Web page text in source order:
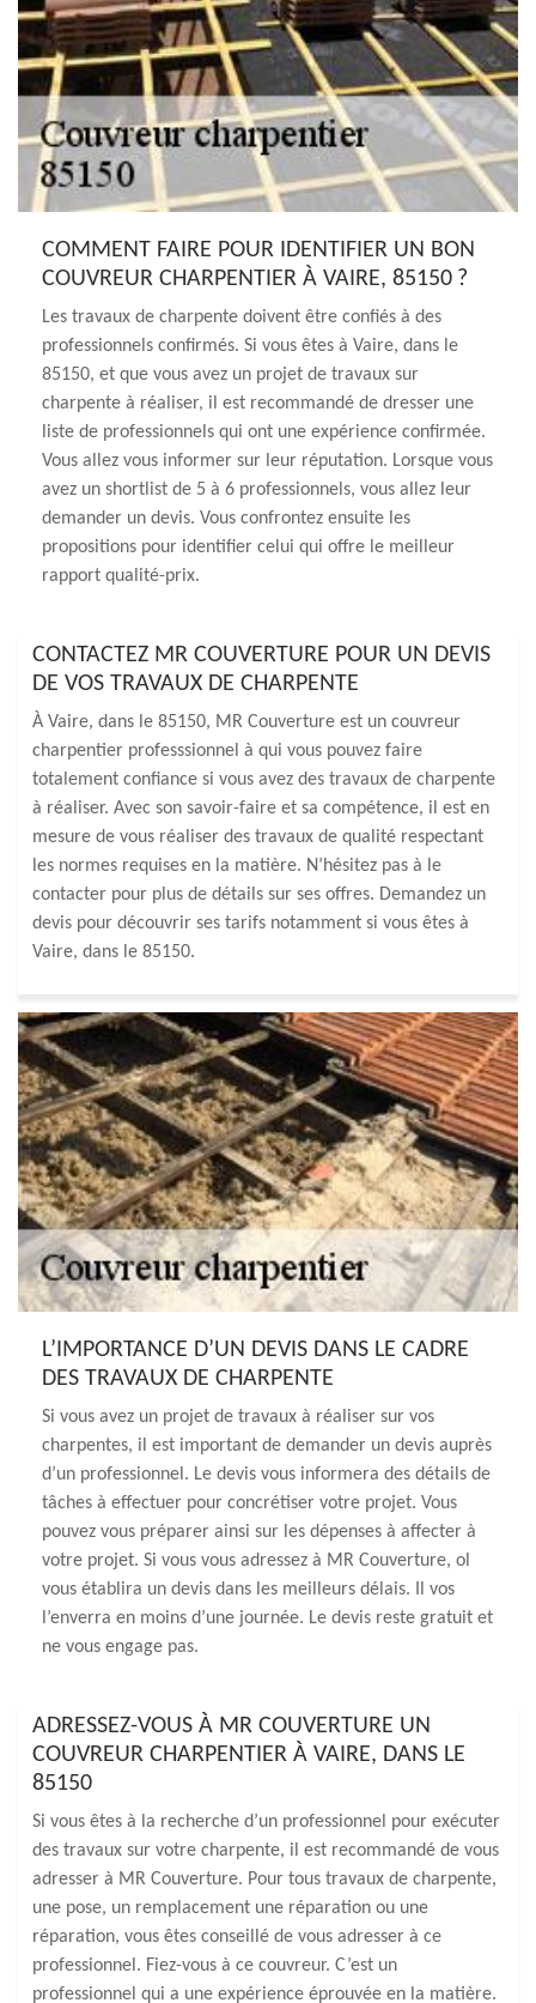
COMMENT FAIRE POUR IDENTIFIER UN BON
COUVREUR CHARPENTIER À VAIRE, 85150 ?
Les travaux de charpente doivent être confiés à des
professionnels confirmés. Si vous êtes à Vaire, dans le
85150, et que vous avez un projet de travaux sur
charpente à réaliser, il est recommandé de dresser une
liste de professionnels qui ont une expérience confirmée.
Vous allez vous informer sur leur réputation. Lorsque vous
avez un shortlist de 5 à 6 professionnels, vous allez leur
demander un devis. Vous confrontez ensuite les
propositions pour identifier celui qui offre le meilleur
rapport qualité-prix.
CONTACTEZ MR COUVERTURE POUR UN DEVIS
DE VOS TRAVAUX DE CHARPENTE
À Vaire, dans le 85150, MR Couverture est un couvreur
charpentier professsionnel à qui vous pouvez faire
totalement confiance si vous avez des travaux de charpente
à réaliser. Avec son savoir-faire et sa compétence, il est en
mesure de vous réaliser des travaux de qualité respectant
les normes requises en la matière. N’hésitez pas à le
contacter pour plus de détails sur ses offres. Demandez un
devis pour découvrir ses tarifs notamment si vous êtes à
Vaire, dans le 85150.
L’IMPORTANCE D’UN DEVIS DANS LE CADRE
DES TRAVAUX DE CHARPENTE
Si vous avez un projet de travaux à réaliser sur vos
charpentes, il est important de demander un devis auprès
d’un professionnel. Le devis vous informera des détails de
tâches à effectuer pour concrétiser votre projet. Vous
pouvez vous préparer ainsi sur les dépenses à affecter à
votre projet. Si vous vous adressez à MR Couverture, ol
vous établira un devis dans les meilleurs délais. Il vos
l’enverra en moins d’une journée. Le devis reste gratuit et
ne vous engage pas.
ADRESSEZ-VOUS À MR COUVERTURE UN
COUVREUR CHARPENTIER À VAIRE, DANS LE
85150
Si vous êtes à la recherche d’un professionnel pour exécuter
des travaux sur votre charpente, il est recommandé de vous
adresser à MR Couverture. Pour tous travaux de charpente,
une pose, un remplacement une réparation ou une
réparation, vous êtes conseillé de vous adresser à ce
professionnel. Fiez-vous à ce couvreur. C’est un
professionnel qui a une expérience éprouvée en la matière.